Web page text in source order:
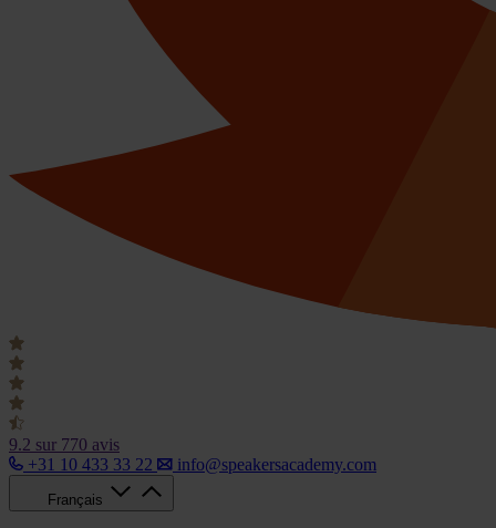
9.2 sur 770 avis
+31 10 433 33 22
info@speakersacademy.com
Français